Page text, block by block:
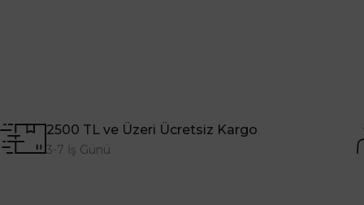
2500 TL ve Üzeri Ücretsiz Kargo
3-7 İş Günü